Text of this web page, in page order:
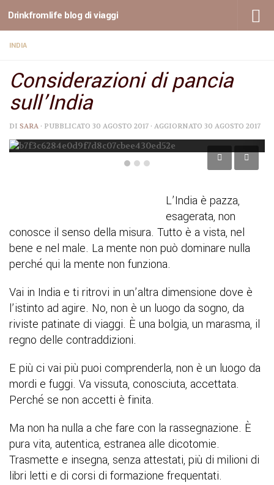
Sotto il contenuto
Drinkfromlife blog di viaggi
INDIA
Considerazioni di pancia
sull’India
DI SARA · PUBBLICATO 30 AGOSTO 2017 · AGGIORNATO 30 AGOSTO 2017
L’India è pazza,
esagerata, non
conosce il senso della misura. Tutto è a vista, nel
bene e nel male. La mente non può dominare nulla
perché qui la mente non funziona.
Vai in India e ti ritrovi in un’altra dimensione dove è
l’istinto ad agire. No, non è un luogo da sogno, da
riviste patinate di viaggi. È una bolgia, un marasma, il
regno delle contraddizioni.
E più ci vai più puoi comprenderla, non è un luogo da
mordi e fuggi. Va vissuta, conosciuta, accettata.
Perché se non accetti è finita.
Ma non ha nulla a che fare con la rassegnazione. È
pura vita, autentica, estranea alle dicotomie.
Trasmette e insegna, senza attestati, più di milioni di
libri letti e di corsi di formazione frequentati.